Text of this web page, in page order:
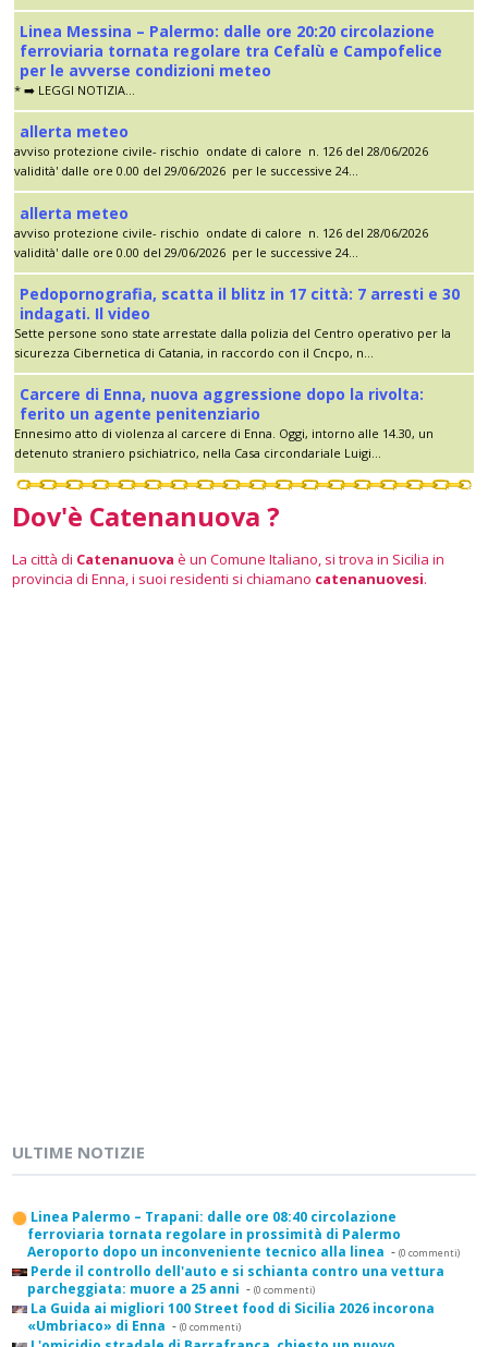
Linea Messina – Palermo: dalle ore 20:20 circolazione
ferroviaria tornata regolare tra Cefalù e Campofelice
per le avverse condizioni meteo
* ➡️ LEGGI NOTIZIA...
allerta meteo
avviso protezione civile- rischio ondate di calore n. 126 del 28/06/2026
validità' dalle ore 0.00 del 29/06/2026 per le successive 24...
allerta meteo
avviso protezione civile- rischio ondate di calore n. 126 del 28/06/2026
validità' dalle ore 0.00 del 29/06/2026 per le successive 24...
Pedopornografia, scatta il blitz in 17 città: 7 arresti e 30
indagati. Il video
Sette persone sono state arrestate dalla polizia del Centro operativo per la
sicurezza Cibernetica di Catania, in raccordo con il Cncpo, n...
Carcere di Enna, nuova aggressione dopo la rivolta:
ferito un agente penitenziario
Ennesimo atto di violenza al carcere di Enna. Oggi, intorno alle 14.30, un
detenuto straniero psichiatrico, nella Casa circondariale Luigi...
Dov'è Catenanuova ?
La città di Catenanuova è un Comune Italiano, si trova in Sicilia in
provincia di Enna, i suoi residenti si chiamano catenanuovesi.
ULTIME NOTIZIE
Linea Palermo – Trapani: dalle ore 08:40 circolazione
ferroviaria tornata regolare in prossimità di Palermo
Aeroporto dopo un inconveniente tecnico alla linea - (0 commenti)
Perde il controllo dell'auto e si schianta contro una vettura
parcheggiata: muore a 25 anni - (0 commenti)
La Guida ai migliori 100 Street food di Sicilia 2026 incorona
«Umbriaco» di Enna - (0 commenti)